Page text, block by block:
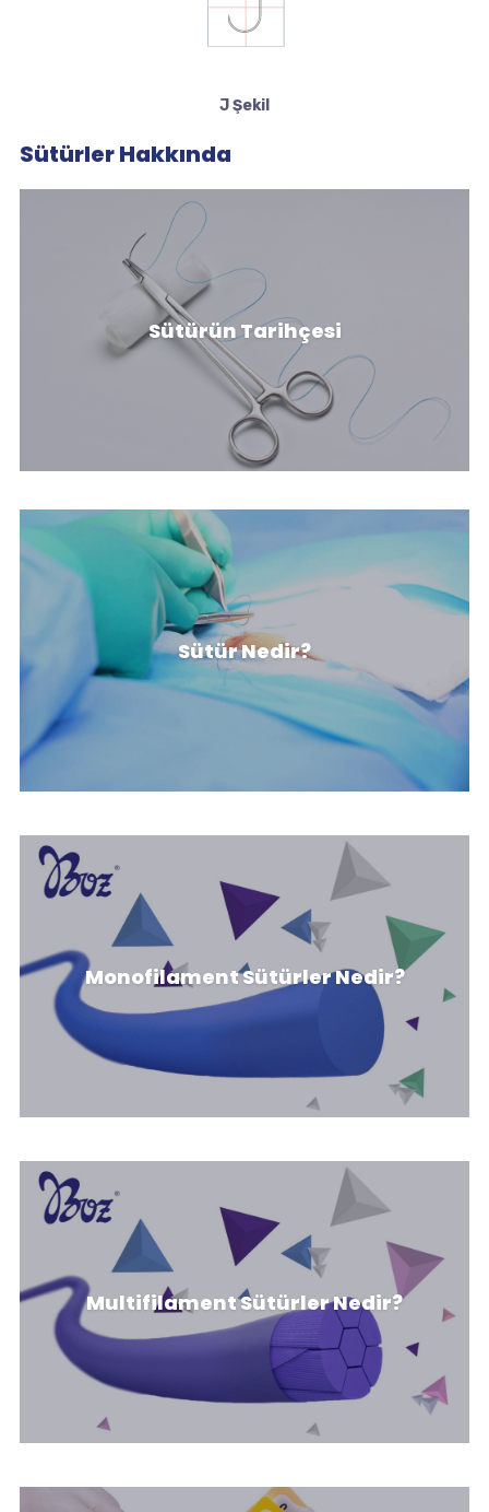
J Şekil
Sütürler Hakkında
Sütürün Tarihçesi
Sütürün Tarihçesi
Sütür Nedir?
Sütür Nedir, Ne İşe Yarar, Özellikleri
Nedir?
Monofilament Sütürler Nedir?
Monofilament Cerrahi Ameliyat
Sütürleri Nedir?
Multifilament Sütürler Nedir?
Multifilament Cerrahi Ameliyat
Sütürleri Nedir?